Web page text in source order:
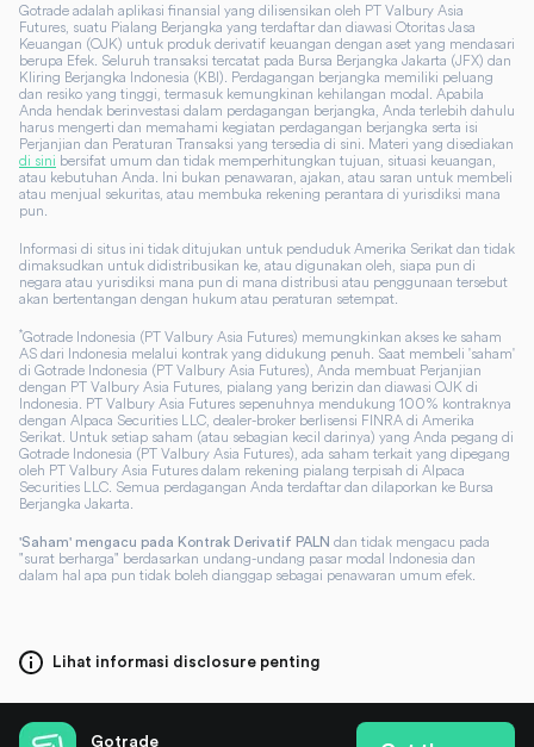
Gotrade adalah aplikasi finansial yang dilisensikan oleh PT Valbury Asia
Futures, suatu Pialang Berjangka yang terdaftar dan diawasi Otoritas Jasa
Keuangan (OJK) untuk produk derivatif keuangan dengan aset yang mendasari
berupa Efek. Seluruh transaksi tercatat pada Bursa Berjangka Jakarta (JFX) dan
Kliring Berjangka Indonesia (KBI). Perdagangan berjangka memiliki peluang
dan resiko yang tinggi, termasuk kemungkinan kehilangan modal. Apabila
Anda hendak berinvestasi dalam perdagangan berjangka, Anda terlebih dahulu
harus mengerti dan memahami kegiatan perdagangan berjangka serta isi
Perjanjian dan Peraturan Transaksi yang tersedia di sini. Materi yang disediakan
di sini bersifat umum dan tidak memperhitungkan tujuan, situasi keuangan,
atau kebutuhan Anda. Ini bukan penawaran, ajakan, atau saran untuk membeli
atau menjual sekuritas, atau membuka rekening perantara di yurisdiksi mana
pun.
Informasi di situs ini tidak ditujukan untuk penduduk Amerika Serikat dan tidak
dimaksudkan untuk didistribusikan ke, atau digunakan oleh, siapa pun di
negara atau yurisdiksi mana pun di mana distribusi atau penggunaan tersebut
akan bertentangan dengan hukum atau peraturan setempat.
*Gotrade Indonesia (PT Valbury Asia Futures) memungkinkan akses ke saham
AS dari Indonesia melalui kontrak yang didukung penuh. Saat membeli 'saham'
di Gotrade Indonesia (PT Valbury Asia Futures), Anda membuat Perjanjian
dengan PT Valbury Asia Futures, pialang yang berizin dan diawasi OJK di
Indonesia. PT Valbury Asia Futures sepenuhnya mendukung 100% kontraknya
dengan Alpaca Securities LLC, dealer-broker berlisensi FINRA di Amerika
Serikat. Untuk setiap saham (atau sebagian kecil darinya) yang Anda pegang di
Gotrade Indonesia (PT Valbury Asia Futures), ada saham terkait yang dipegang
oleh PT Valbury Asia Futures dalam rekening pialang terpisah di Alpaca
Securities LLC. Semua perdagangan Anda terdaftar dan dilaporkan ke Bursa
Berjangka Jakarta.
'Saham' mengacu pada Kontrak Derivatif PALN dan tidak mengacu pada
"surat berharga" berdasarkan undang-undang pasar modal Indonesia dan
dalam hal apa pun tidak boleh dianggap sebagai penawaran umum efek.
Lihat informasi disclosure penting
Gotrade